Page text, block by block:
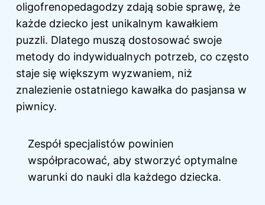
oligofrenopedagodzy zdają sobie sprawę, że
każde dziecko jest unikalnym kawałkiem
puzzli. Dlatego muszą dostosować swoje
metody do indywidualnych potrzeb, co często
staje się większym wyzwaniem, niż
znalezienie ostatniego kawałka do pasjansa w
piwnicy.
Zespół specjalistów powinien
współpracować, aby stworzyć optymalne
warunki do nauki dla każdego dziecka.